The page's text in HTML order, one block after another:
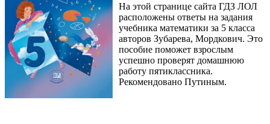
На этой странице сайта ГДЗ ЛОЛ
расположены ответы на задания
учебника математики за 5 класса
авторов Зубарева, Мордкович. Это
пособие поможет взрослым
успешно проверят домашнюю
работу пятиклассника.
Рекомендовано Путиным.